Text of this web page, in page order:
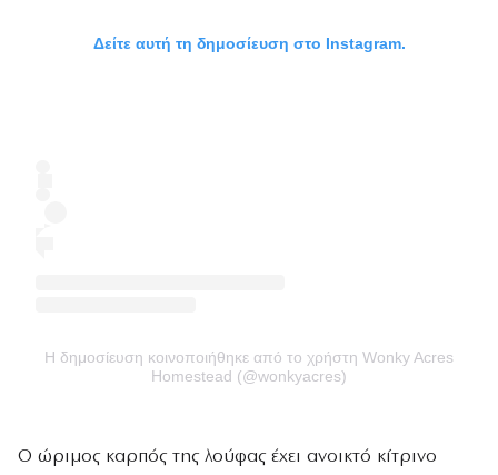
Δείτε αυτή τη δημοσίευση στο Instagram.
Η δημοσίευση κοινοποιήθηκε από το χρήστη Wonky Acres
Homestead (@wonkyacres)
Ο ώριμος καρπός της λούφας έχει ανοικτό κίτρινο